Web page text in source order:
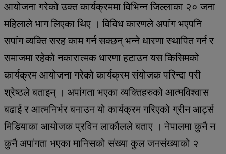
आयोजना गरेको उक्त कार्यक्रममा विभिन्न जिल्लाका २० जना
महिलाले भाग लिएका थिए । विविध कारणले अपांग भएपनि
सपांग व्यक्ति सरह काम गर्न सक्छन् भन्ने धारणा स्थापित गर्न र
समाजमा रहेको नकारात्मक धारणा हटाउन यस किसिमको
कार्यक्रम आयोजना गरेको कार्यक्रम संयोजक परिन्दा परी
श्रेष्ठले बताइन् । अपांगता भएका व्यक्तिहरुको आत्मविश्वास
बढाई र आत्मनिर्भर बनाउन यो कार्यक्रम गरिएको ग्रीन आर्ट्स
मिडियाका आयोजक प्रविन लाकौलले बताए । नेपालमा कुनै न
कुनै अपांगता भएका मानिसको संख्या कुल जनसंख्याको २